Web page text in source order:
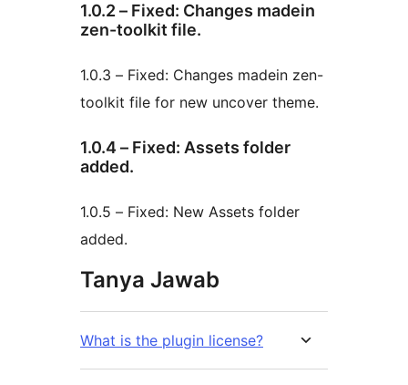
1.0.2 – Fixed: Changes madein
zen-toolkit file.
1.0.3 – Fixed: Changes madein zen-
toolkit file for new uncover theme.
1.0.4 – Fixed: Assets folder
added.
1.0.5 – Fixed: New Assets folder
added.
Tanya Jawab
What is the plugin license?